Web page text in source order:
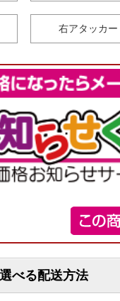
右アタッカー
べる配送方法